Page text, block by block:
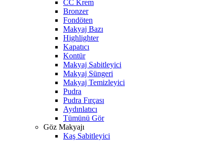
CC Krem
Bronzer
Fondöten
Makyaj Bazı
Highlighter
Kapatıcı
Kontür
Makyaj Sabitleyici
Makyaj Süngeri
Makyaj Temizleyici
Pudra
Pudra Fırçası
Aydınlatıcı
Tümünü Gör
Göz Makyajı
Kaş Sabitleyici